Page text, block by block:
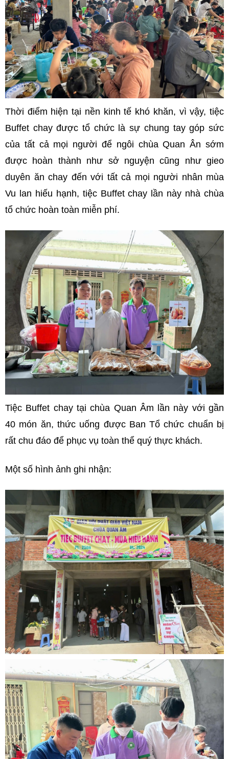
Thời điểm hiện tại nền kinh tế khó khăn, vì vậy, tiệc
Buffet chay được tổ chức là sự chung tay góp sức
của tất cả mọi người để ngôi chùa Quan Ân sớm
được hoàn thành như sở nguyện cũng như gieo
duyên ăn chay đến với tất cả mọi người nhân mùa
Vu lan hiếu hạnh, tiệc Buffet chay lần này nhà chùa
tổ chức hoàn toàn miễn phí.
Tiệc Buffet chay tại chùa Quan Âm lần này với gần
40 món ăn, thức uống được Ban Tổ chức chuẩn bị
rất chu đáo để phục vụ toàn thể quý thực khách.
Một số hình ảnh ghi nhận: